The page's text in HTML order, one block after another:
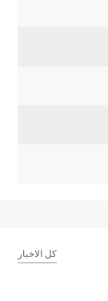
كل الاخبار